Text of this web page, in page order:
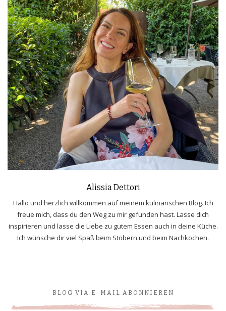
Alissia Dettori
Hallo und herzlich willkommen auf meinem kulinarischen Blog. Ich
freue mich, dass du den Weg zu mir gefunden hast. Lasse dich
inspirieren und lasse die Liebe zu gutem Essen auch in deine Küche.
Ich wünsche dir viel Spaß beim Stöbern und beim Nachkochen.
BLOG VIA E-MAIL ABONNIEREN